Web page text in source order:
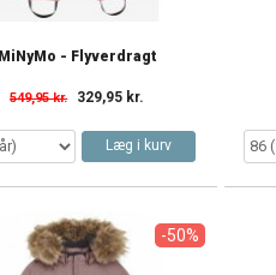
MiNyMo - Flyverdragt
549,95 kr. 329,95 kr.
Læg i kurv
-50%